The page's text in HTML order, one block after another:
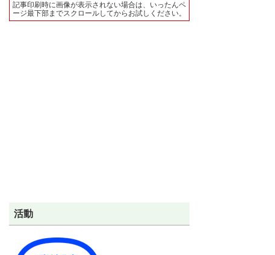
記事印刷時に画像が表示されない場合は、いったんペ
ージ最下部までスクロールしてからお試しください。
活動